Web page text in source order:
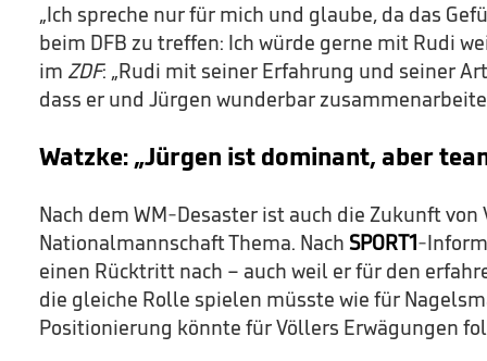
„Ich spreche nur für mich und glaube, da das
beim DFB zu treffen: Ich würde gerne mit Rudi
im ZDF: „Rudi mit seiner Erfahrung und seiner
dass er und Jürgen wunderbar
Watzke: „Jürgen ist dominant, aber
Nach dem WM-Desaster ist auch die Zukunft von
Nationalmannschaft Thema. Nach SPORT1-
einen Rücktritt nach – auch weil er für den
die gleiche Rolle spielen müsste wie für
Positionierung könnte für Völlers Erwägungen